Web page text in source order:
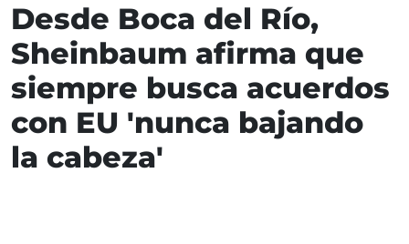
Desde Boca del Río,
Sheinbaum afirma que
siempre busca acuerdos
con EU 'nunca bajando
la cabeza'